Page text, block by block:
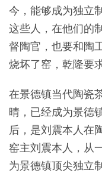
今，能够成为独立
这些人，在他们的
督陶官，也要和陶
烧坏了窑，乾隆要
在景德镇当代陶瓷
晴，已经成为景德
后，是刘震本人在
窑主刘震本人，从
为景德镇顶尖独立